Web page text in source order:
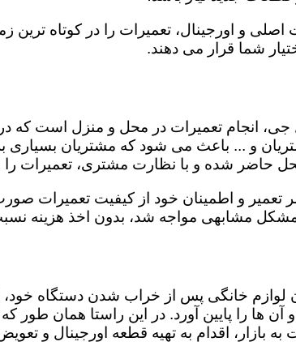
و اورجینال، تعمیرات را در کوتاه
شما قرار می دهند.
جی، انجام تعمیرات در محل و منزل است
و ... باعث می شود که مشتریان بسیاری
حاضر شده و با نظارت مشتری، تعمیرات را
تعمیر و اطمینان خود از کیفیت تعمیرات
مشکل مشابهی مواجه شد، بدون اخذ هزینه
لوازم خانگی پس از خراب شدن دستگاه
ها را پایین آورد. در این راستا همان
بازار، اقدام به تهیه قطعه اورجینال و